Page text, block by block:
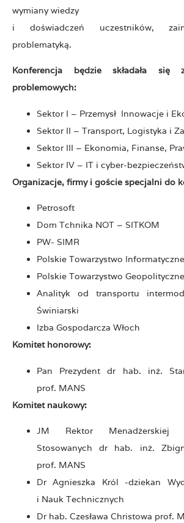
wymiany wiedzy
i doświadczeń uczestników,
problematyką.
Konferencja będzie składała się
problemowych:
Sektor I – Przemysł Innowacje i
Sektor II – Transport, Logistyka i
Sektor III – Ekonomia, Finanse,
Sektor IV – IT i cyber-
Organizacje, firmy i goście specjalni do
Petrosoft
Dom Tchnika NOT – SITKOM
PW- SIMR
Polskie Towarzystwo Informatyczne
Polskie Towarzystwo Geopolityczne
Analityk od transportu
Świniarski
Izba Gospodarcza Włoch
Komitet honorowy:
Pan Prezydent dr hab. inż.
prof. MANS
Komitet naukowy:
JM Rektor Menadżerskiej
Stosowanych dr hab. inż.
prof. MANS
Dr Agnieszka Król -dziekan
i Nauk Technicznych
Dr hab. Czesława Christowa prof.